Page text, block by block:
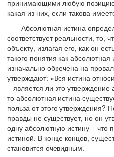
принимающими любую
какая из них, если такова
Абсолютная истина
соответствует реальности, то,
объекту, излагая его, как он
такого понятия как абсолютная
изначально обречена на
утверждают: «Вся истина
– является ли это
то абсолютная истина
польза от этого утверждения?
правды не существует, но он
одну абсолютную истину – что
истиной. В конце концов,
становится очевидным.